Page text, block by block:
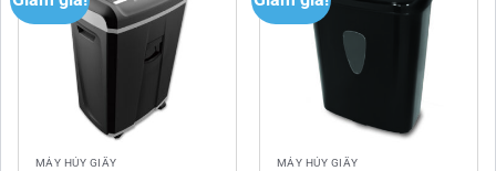
MÁY HỦY GIẤY MÁY HỦY GIẤY